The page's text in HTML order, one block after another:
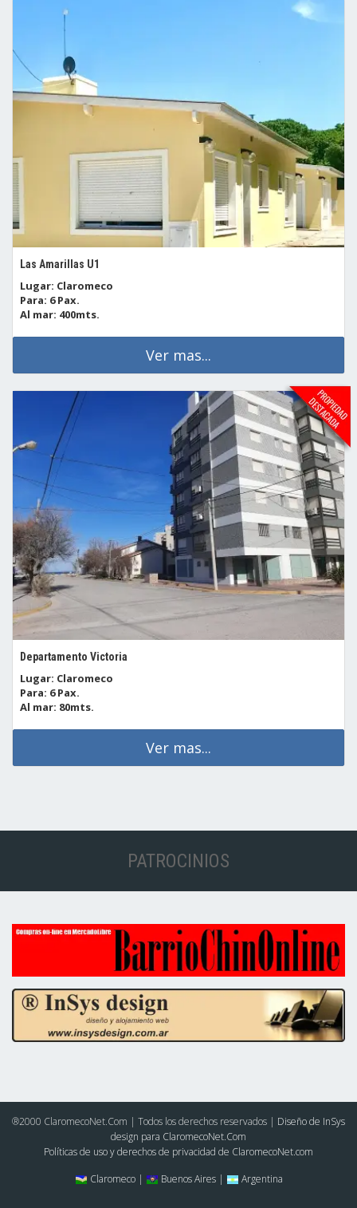
Las Amarillas U1
Lugar: Claromeco
Para: 6 Pax.
Al mar: 400mts.
Ver mas...
Departamento Victoria
Lugar: Claromeco
Para: 6 Pax.
Al mar: 80mts.
Ver mas...
PATROCINIOS
®2000 ClaromecoNet.Com | Todos los derechos reservados | Diseño de InSys
design para ClaromecoNet.Com
Políticas de uso y derechos de privacidad de ClaromecoNet.com
Claromeco |
Buenos Aires | Argentina